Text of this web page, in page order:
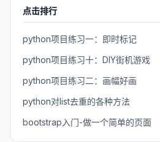
点击排行
python项目练习一：即时标记
python项目练习十：DIY街机游戏
python项目练习二：画幅好画
python对list去重的各种方法
bootstrap入门-做一个简单的页面